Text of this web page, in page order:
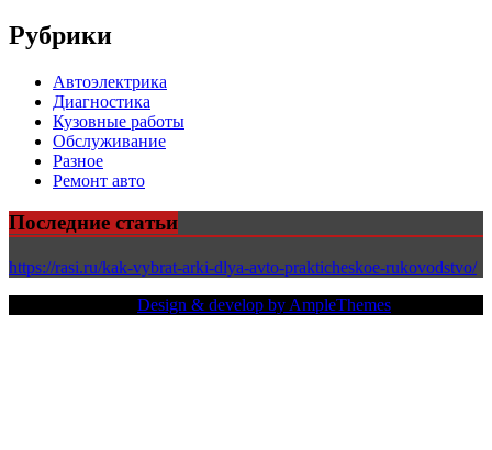
Рубрики
Автоэлектрика
Диагностика
Кузовные работы
Обслуживание
Разное
Ремонт авто
Последние статьи
https://rasi.ru/kak-vybrat-arki-dlya-avto-prakticheskoe-rukovodstvo/
Design & develop by AmpleThemes